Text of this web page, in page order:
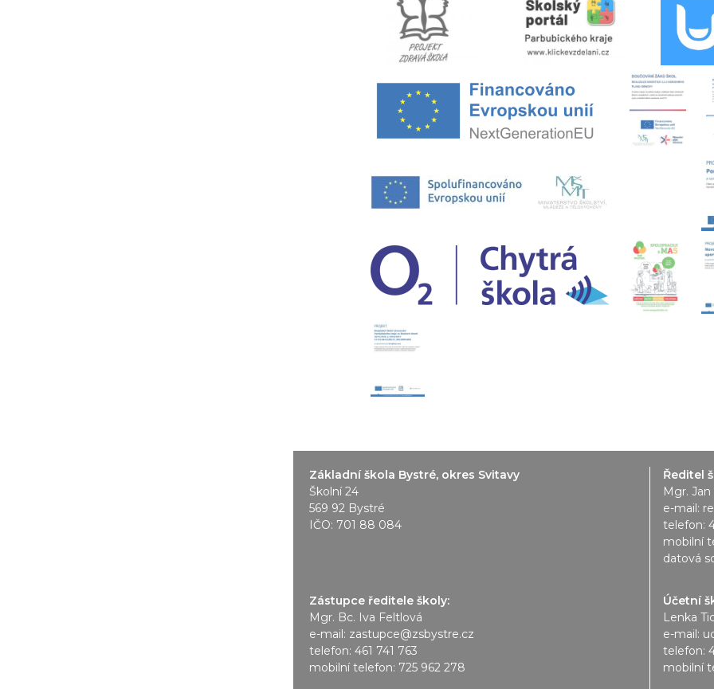
Základní škola Bystré, okres Svitavy
Školní 24
569 92 Bystré
IČO: 701 88 084
Ředitel
Mgr.
e-mail:
telefon:
mobilní
datová
Zástupce ředitele školy:
Mgr. Bc. Iva Feltlová
e-mail: zastupce@zsbystre.cz
telefon: 461 741 763
mobilní telefon: 725 962 278
Účetní
Lenka
e-mail:
telefon:
mobilní